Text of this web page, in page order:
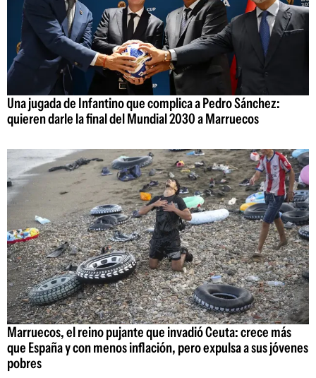
Una jugada de Infantino que complica a Pedro Sánchez:
quieren darle la final del Mundial 2030 a Marruecos
Marruecos, el reino pujante que invadió Ceuta: crece más
que España y con menos inflación, pero expulsa a sus jóvenes
pobres